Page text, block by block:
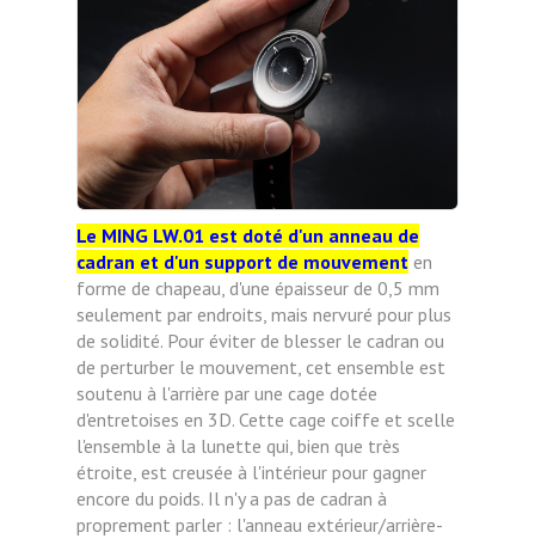
Le MING LW.01 est doté d'un anneau de
cadran et d'un support de mouvement en
forme de chapeau, d'une épaisseur de 0,5 mm
seulement par endroits, mais nervuré pour plus
de solidité. Pour éviter de blesser le cadran ou
de perturber le mouvement, cet ensemble est
soutenu à l'arrière par une cage dotée
d'entretoises en 3D. Cette cage coiffe et scelle
l'ensemble à la lunette qui, bien que très
étroite, est creusée à l'intérieur pour gagner
encore du poids. Il n'y a pas de cadran à
proprement parler : l'anneau extérieur/arrière-